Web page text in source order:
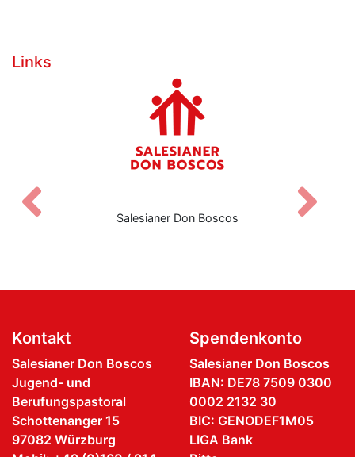
Links
Salesianer Don Boscos
Zurück
Kontakt
Salesianer Don Boscos
Jugend- und
Berufungspastoral
Schottenanger 15
97082 Würzburg
Spendenkonto
Salesianer Don Boscos
IBAN: DE78 7509 0300
0002 2132 30
BIC: GENODEF1M05
LIGA Bank